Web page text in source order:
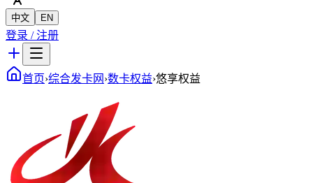
中文 EN
登录 / 注册
首页›综合发卡网 ›数卡权益›悠享权益